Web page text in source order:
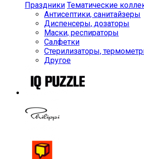
Праздники Тематические
Антисептики, санитайзеры
Диспенсеры, дозаторы
Маски, респираторы
Салфетки
Стерилизаторы,
Другое